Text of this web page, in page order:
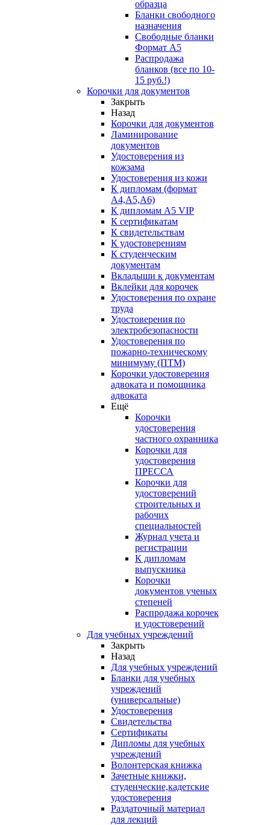
образца
Бланки свободного
назначения
Свободные бланки
Формат А5
Распродажа
бланков (все по 10-
15 руб.!)
Корочки для документов
Закрыть
Назад
Корочки для документов
Ламинирование
документов
Удостоверения из
кожзама
Удостоверения из кожи
К дипломам (формат
А4,А5,А6)
К дипломам А5 VIP
К сертификатам
К свидетельствам
К удостоверениям
К студенческим
документам
Вкладыши к документам
Вклейки для корочек
Удостоверения по охране
труда
Удостоверения по
электробезопасности
Удостоверения по
пожарно-техническому
минимуму (ПТМ)
Корочки удостоверения
адвоката и помощника
адвоката
Ещё
Корочки
удостоверения
частного охранника
Корочки для
удостоверения
ПРЕССА
Корочки для
удостоверений
строительных и
рабочих
специальностей
Журнал учета и
регистрации
К дипломам
выпускника
Корочки
документов ученых
степеней
Распродажа корочек
и удостоверений
Для учебных учреждений
Закрыть
Назад
Для учебных учреждений
Бланки для учебных
учреждений
(универсальные)
Удостоверения
Свидетельства
Сертификаты
Дипломы для учебных
учреждений
Волонтерская книжка
Зачетные книжки,
студенческие,кадетские
удостоверения
Раздаточный материал
для лекций